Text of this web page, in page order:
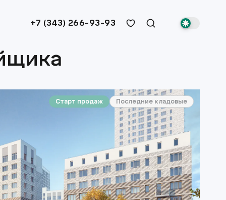
+7 (343) 266-93-93
Старт продаж Последние кладовые